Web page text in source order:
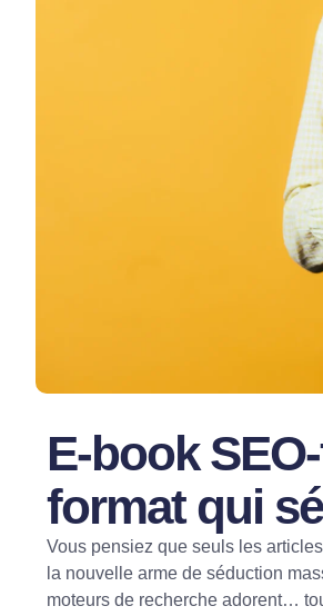
E-book
format qui
Vous pensiez que seuls les
la nouvelle arme de séduction
moteurs de recherche adorent…